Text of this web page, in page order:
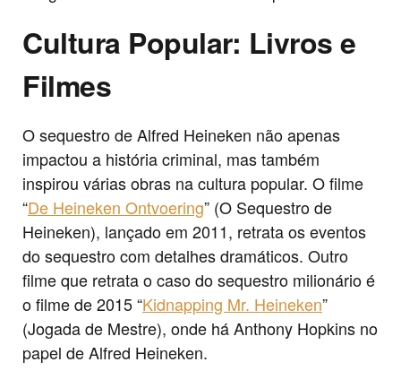
Cultura Popular: Livros e
Filmes
O sequestro de Alfred Heineken não apenas
impactou a história criminal, mas também
inspirou várias obras na cultura popular. O filme
“De Heineken Ontvoering” (O Sequestro de
Heineken), lançado em 2011, retrata os eventos
do sequestro com detalhes dramáticos. Outro
filme que retrata o caso do sequestro milionário é
o filme de 2015 “Kidnapping Mr. Heineken”
(Jogada de Mestre), onde há Anthony Hopkins no
papel de Alfred Heineken.